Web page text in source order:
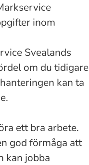
inom
Svealands
om du tidigare
kan ta
ett bra arbete.
god förmåga att
kan jobba